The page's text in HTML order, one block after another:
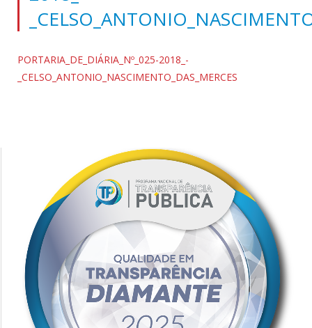
PORTARIA_DE_DIÁRIA_Nº_025-2018_-
_CELSO_ANTONIO_NASCIMENTO_DAS_MERCES